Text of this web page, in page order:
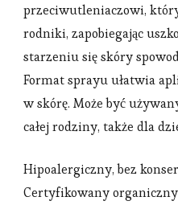
przeciwutleniaczowi,
rodniki, zapobiegając
starzeniu się skóry
Format sprayu ułatwia
w skórę. Może być
całej rodziny, także dla
Hipoalergiczny, bez
Certyfikowany organiczny